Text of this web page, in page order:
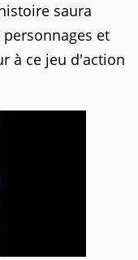
saura
et
à ce jeu d'action